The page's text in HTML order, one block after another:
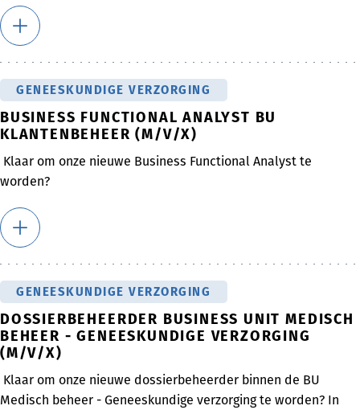
GENEESKUNDIGE VERZORGING
BUSINESS FUNCTIONAL ANALYST BU
KLANTENBEHEER (M/V/X)
Klaar om onze nieuwe Business Functional Analyst te
worden?
GENEESKUNDIGE VERZORGING
DOSSIERBEHEERDER BUSINESS UNIT MEDISCH
BEHEER - GENEESKUNDIGE VERZORGING
(M/V/X)
Klaar om onze nieuwe dossierbeheerder binnen de BU
Medisch beheer - Geneeskundige verzorging te worden? In